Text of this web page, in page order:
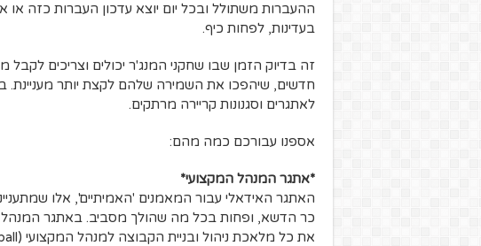
ההעברות משתולל ובכל יום יוצא עדכון העברות כזה
בעדינות, לפחות כיף.
זה בדיוק הזמן שבו שחקני המנג'ר יכולים וצריכים
חדשים, שיהפכו את השמירה שלהם לקצת יותר מעניינת.
לאתגרים וסגנונות קריירה מרתקים.
אספנו עבורכם כמה מהם:
*אתגר המנהל המקצועי*
כר הדשא, ופחות בכל מה שהולך מסביב. באתגר המנהל